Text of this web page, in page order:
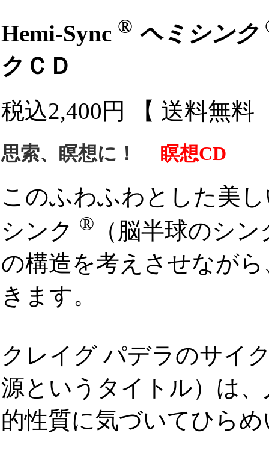
Hemi-Sync ® ヘミシンク
クＣＤ
税込2,400円 【 送料無
思索、瞑想に！ 瞑想CD
このふわふわとした美
シンク ®
（脳半球のシ
の構造を考えさせなが
きます。
クレイグ パデラのサイ
源というタイトル）は
的性質に気づいてひら